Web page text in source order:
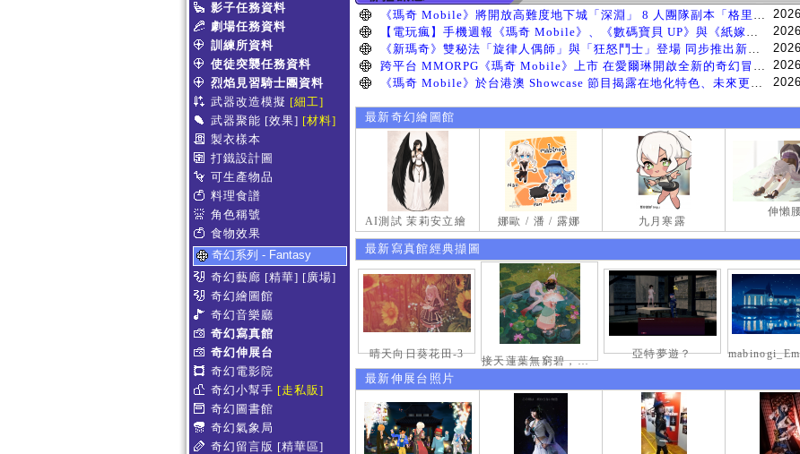
影子任務資料
劇場任務資料
訓練所資料
使徒突襲任務資料
烈焰見習騎士團資料
武器改造模擬 [細工]
武器聚能 [效果] [材料]
製衣樣本
打鐵設計圖
可生產物品
料理食譜
角色稱號
食物效果
奇幻系列 - Fantasy
奇幻藝廊 [精華] [廣場]
奇幻繪圖館
奇幻音樂廳
奇幻寫真館
奇幻伸展台
奇幻電影院
奇幻小幫手 [走私販]
奇幻圖書館
奇幻氣象局
奇幻留言版 [精華區]
《瑪奇 Mobile》將開放高難度地下城「深淵」 8 人團隊副本「格里斯貝恩」將於 8 月 5 日登場
【電玩瘋】手機週報《瑪奇 Mobile》、《數碼寶貝 UP》與《紙嫁衣 9 羅浮夢》等遊戲
《新瑪奇》雙秘法「旋律人偶師」與「狂怒鬥士」登場 同步推出新系統「神秘工坊」
跨平台 MMORPG《瑪奇 Mobile》上市 在愛爾琳開啟全新的奇幻冒險生活
《瑪奇 Mobile》於台港澳 Showcase 節目揭露在地化特色、未來更新計畫等內容 首次公開台灣動畫
最新奇幻繪圖館
AI測試 茉莉安立繪 娜歐 / 潘 / 露娜 九月寒露
伸懶
最新寫真館經典擷圖
晴天向日葵花田-3
接天蓮葉無窮碧，映日荷花別樣紅。
亞特夢遊？
最新伸展台照片